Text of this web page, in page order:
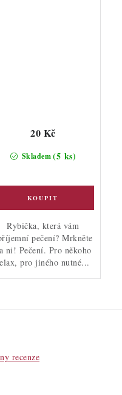
Skladem(5 ks)
20 Kč
Rybička, která vám
pečení? Mrkněte
ni! Pečení. Pro někoho
pro jiného nutné...
recenze